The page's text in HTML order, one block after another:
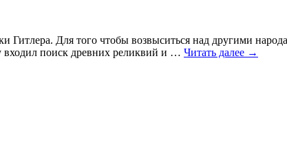
Гитлера. Для того чтобы возвыситься над другими
входил поиск древних реликвий и … Читать далее →